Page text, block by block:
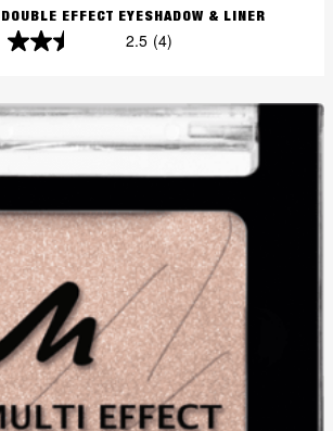
EFFECT EYESHADOW & LINER
2.5 (4)
2.5
5
Sternen.